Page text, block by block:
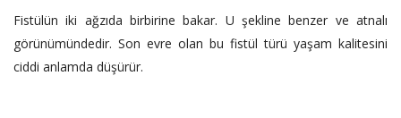
Fistülün iki ağzıda birbirine bakar. U şekline benzer ve atnalı
görünümündedir. Son evre olan bu fistül türü yaşam kalitesini
ciddi anlamda düşürür.